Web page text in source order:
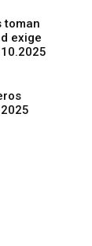
toman
exige